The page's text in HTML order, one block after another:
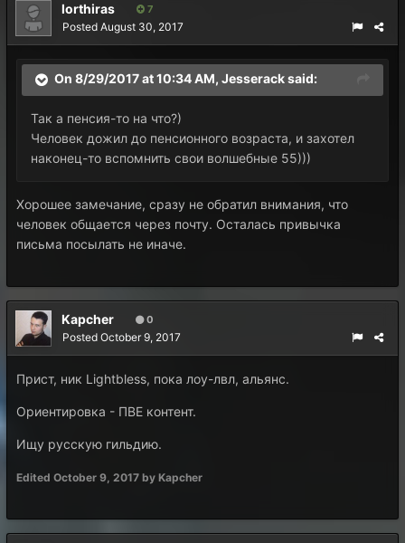
lorthiras 7
Posted August 30, 2017
On 8/29/2017 at 10:34 AM, Jesseracksaid:
Так а пенсия-то на что?)
Человек дожил до пенсионного возраста, и захотел
наконец-то вспомнить свои волшебные 55)))
Хорошее замечание, сразу не обратил внимания, что
человек общается через почту. Осталась привычка
письма посылать не иначе.
Kapcher 0
Posted October 9, 2017
Прист, ник Lightbless, пока лоу-лвл, альянс.
Ориентировка - ПВЕ контент.
Ищу русскую гильдию.
Edited October 9, 2017 by Kapcher